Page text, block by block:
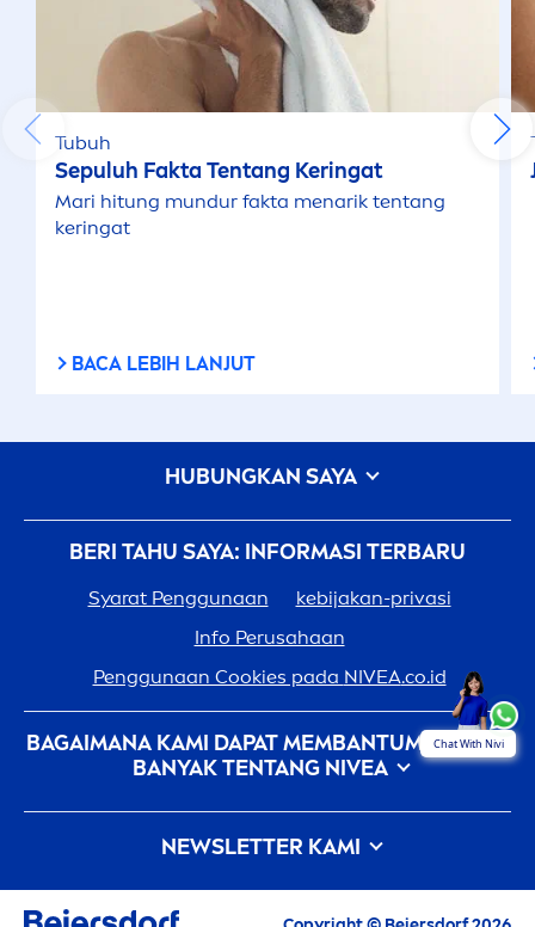
Tubuh
Sepuluh Fakta Tentang Keringat
Mari hitung mundur fakta menarik tentang
keringat
BACA LEBIH LANJUT
Chat With Nivi
BERI TAHU SAYA: INFORMASI TERBARU
Syarat Penggunaan
kebijakan-privasi
Info Perusahaan
Penggunaan Cookies pada NIVEA.co.id
BAGAIMANA KAMI DAPAT MEMBANTUMU: LEBIH
BANYAK TENTANG NIVEA
SejarahNIVEA- 100 Tahun Dalam Pembuatannya
Karir Di Beiersdorf
BagaimanaNIVEAMemberikan Sentuhan Pada
Alam
NEWSLETTER KAMI
Semua berita terbaru, tips perawatan, inspirasi
HUBUNGKAN SAYA